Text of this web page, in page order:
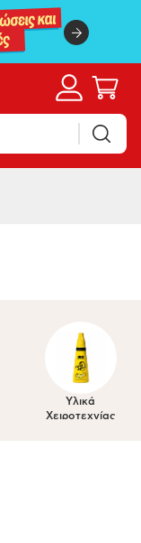
Υλικά
Χειροτεχνίας